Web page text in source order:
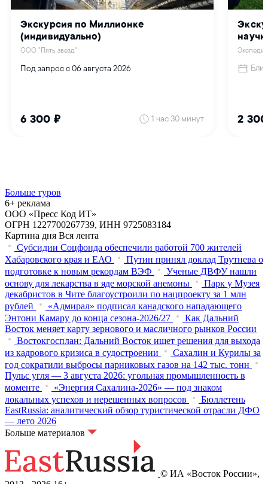
Больше туров
6+ реклама
ООО «Пресс Код ИТ»
ОГРН 1227700267739, ИНН 9725083184
Картина дня Вся лента
Субсидии Соцфонда обеспечили работой 700 жителей
Хабаровского края и ЕАО
Путин принял доклад Трутнева о
подготовке к новым рекордам ВЭФ
Ученые ДВФУ нашли
основу для лекарства в яде морской анемоны
Парк у Музея
декабристов в Чите благоустроили по нацпроекту за 1 млн
рублей
«Адмирал» подписал канадского нападающего
Энтони Камару до конца сезона-2026/27
Как Дальний
Восток меняет карту зернового и масличного рынков России
Востокгосплан: Дальний Восток ищет решения для выхода
из кадрового кризиса в судостроении
Сахалин и Курилы за
год сократили выбросы парниковых газов на 142 тыс. тонн
Пульс угля — 3 августа 2026: угольная промышленность в
моменте
«Энергия Сахалина-2026» — под знаком
локальных успехов и нерешенных вопросов
Бюллетень
EastRussia: аналитический обзор туристической отрасли ДФО
— лето 2026
Больше материалов
© ИА «Восток России»,